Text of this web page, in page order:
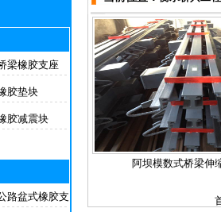
梁橡胶支座
胶垫块
胶减震块
路盆式橡胶支
阿坝模数式桥梁伸